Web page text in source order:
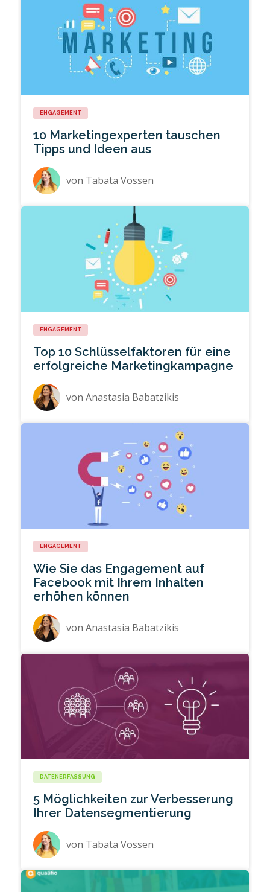
ENGAGEMENT
10 Marketingexperten tauschen
Tipps und Ideen aus
von Tabata Vossen
ENGAGEMENT
Top 10 Schlüsselfaktoren für eine
erfolgreiche Marketingkampagne
vonAnastasia Babatzikis
ENGAGEMENT
Wie Sie das Engagement auf
Facebook mit Ihrem Inhalten
erhöhen können
vonAnastasia Babatzikis
DATENERFASSUNG
5 Möglichkeiten zur Verbesserung
Ihrer Datensegmentierung
von Tabata Vossen